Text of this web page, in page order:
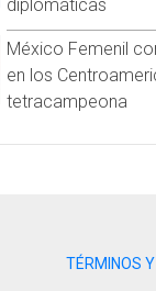
diplomáticas
México Femenil
en los
tetracampeona
TÉRMINOS